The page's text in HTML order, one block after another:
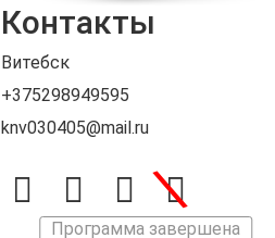
Контакты
Витебск
+375298949595
knv030405@mail.ru
\
Программа завершена